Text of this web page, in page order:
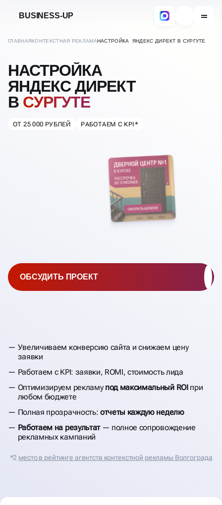
BUSINESS-UP
ГЛАВНАЯКОНТЕКСТНАЯ РЕКЛАМАНАСТРОЙКА ЯНДЕКС ДИРЕКТ В СУРГУТЕ
НАСТРОЙКА
ЯНДЕКС ДИРЕКТ
В СУРГУТЕ
ОТ 25 000 РУБЛЕЙ РАБОТАЕМ С KPI*
Увеличиваем конверсию сайта и снижаем цену
заявки
Работаем с KPI: заявки, ROMI, стоимость лида
Оптимизируем рекламупод максимальный ROIпри
любом бюджете
Полная прозрачность: отчеты каждую неделю
Работаем на результат— полное сопровождение
рекламных кампаний
ОБСУДИТЬ ПРОЕКТ
*2 место в рейтинге агентств контекстной рекламы Волгограда